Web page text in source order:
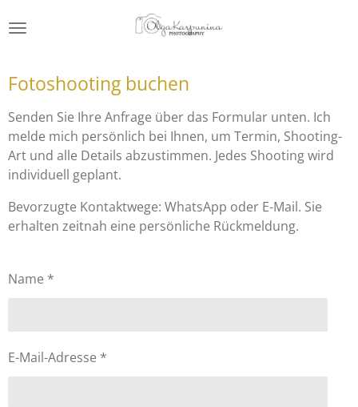
Hauptinhalt
Fotoshooting buchen
Senden Sie Ihre Anfrage über das Formular unten. Ich
melde mich persönlich bei Ihnen, um Termin, Shooting-
Art und alle Details abzustimmen. Jedes Shooting wird
individuell geplant.
Bevorzugte Kontaktwege: WhatsApp oder E-Mail. Sie
erhalten zeitnah eine persönliche Rückmeldung.
Name *
E-Mail-Adresse *